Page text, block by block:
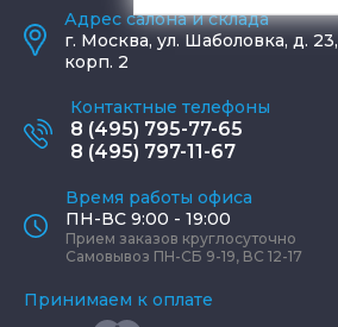
Адрес салона и склада
г. Москва, ул. Шаболовка, д. 23,
корп. 2
Контактные телефоны
8 (495) 795-77-65
8 (495) 797-11-67
Время работы офиса
ПН-ВС 9:00 - 19:00
Прием заказов круглосуточно
Самовывоз ПН-СБ 9-19, ВС 12-17
Принимаем к оплате